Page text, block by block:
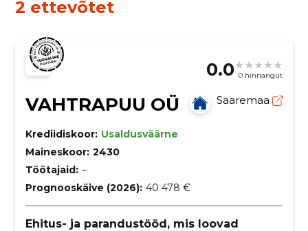
2 ettevõtet
0.0 0 hinnangut
VAHTRAPUU OÜ Saaremaa
Krediidiskoor: Usaldusväärne
Maineskoor: 2430
Töötajaid: –
Prognooskäive (2026): 40 478 €
Ehitus- ja parandustööd, mis loovad